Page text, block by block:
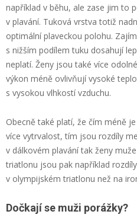
například v běhu, ale zase jim to
v plavání. Tuková vrstva totiž
optimální plaveckou polohu.
s nižším podílem tuku dosahují
neplatí. Ženy jsou také více
výkon méně ovlivňují vysoké
s vysokou vlhkostí vzduchu.
Obecně také platí, že čím méně
více vytrvalost, tím jsou rozdíly
v dálkovém plavání tak ženy
triatlonu jsou pak například
v olympijském triatlonu než na
Dočkají se muži porážky?